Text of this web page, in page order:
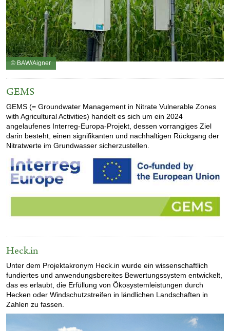
© BAW/Aigner
GEMS
GEMS (= Groundwater Management in Nitrate Vulnerable Zones
with Agricultural Activities) handelt es sich um ein 2024
angelaufenes Interreg-Europa-Projekt, dessen vorrangiges Ziel
darin besteht, einen signifikanten und nachhaltigen Rückgang der
Nitratwerte im Grundwasser sicherzustellen.
Heck.in
Unter dem Projektakronym Heck.in wurde ein wissenschaftlich
fundiertes und anwendungsbereites Bewertungssystem entwickelt,
das es erlaubt, die Erfüllung von Ökosystemleistungen durch
Hecken oder Windschutzstreifen in ländlichen Landschaften in
Zahlen zu fassen.